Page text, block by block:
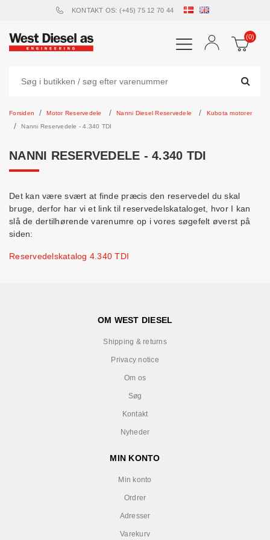
KONTAKT OS: (+45) 75 12 70 44
(0)
Forsiden Motor Reservedele Nanni Diesel Reservedele
Kubota motorer
Nanni Reservedele - 4.340 TDI
NANNI RESERVEDELE - 4.340 TDI
Det kan være svært at finde præcis den reservedel du skal
bruge, derfor har vi et link til reservedelskataloget, hvor I kan
slå de dertilhørende varenumre op i vores søgefelt øverst på
siden:
Reservedelskatalog 4.340 TDI
OM WEST DIESEL
Shipping & returns
Privacy notice
Om os
Søg
Kontakt
Nyheder
MIN KONTO
Min konto
Ordrer
Adresser
Varekurv